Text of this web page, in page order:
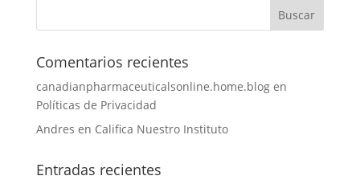
Comentarios recientes
canadianpharmaceuticalsonline.home.blogen
Políticas de Privacidad
Andres en Califica Nuestro Instituto
Entradas recientes